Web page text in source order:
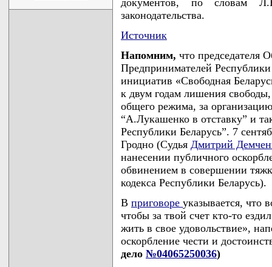
документов, по словам
законодательства.
Источник
Напомним, что председателя
Предпринимателей
инициатив «Свободная
к двум годам лишения
общего режима, за
“А.Лукашенко в отставку” и
Республики Беларусь”. 7
Гродно (Судья Дмитрий
нанесении публичного
обвинением в совершении
кодекса Республики Беларусь).
В приговоре указывается, что
чтобы за твой счет кто-то
жить в свое удовольствие»,
оскорбление чести и
дело №04065250036)